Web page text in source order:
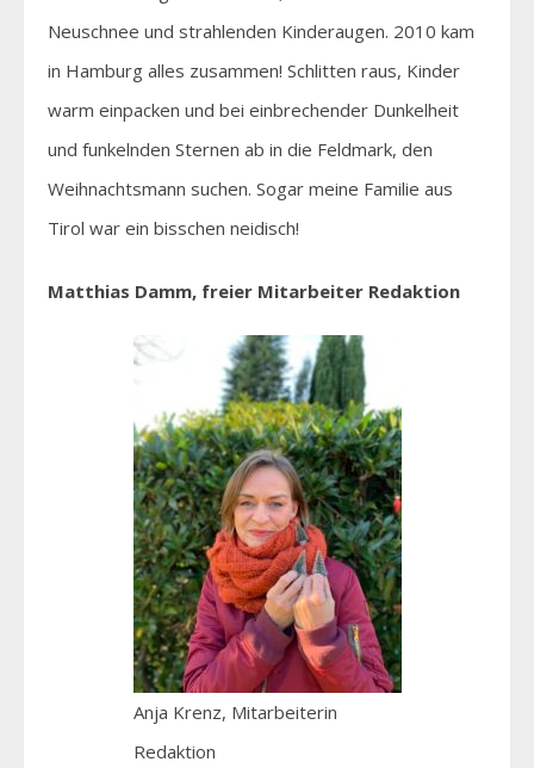
Neuschnee und strahlenden Kinderaugen. 2010 kam
in Hamburg alles zusammen! Schlitten raus, Kinder
warm einpacken und bei einbrechender Dunkelheit
und funkelnden Sternen ab in die Feldmark, den
Weihnachtsmann suchen. Sogar meine Familie aus
Tirol war ein bisschen neidisch!
Matthias Damm, freier Mitarbeiter Redaktion
Anja Krenz, Mitarbeiterin
Redaktion